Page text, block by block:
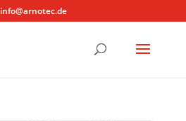
info@arnotec.de